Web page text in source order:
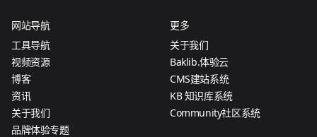
网站导航
工具导航
视频资源
博客
资讯
关于我们
品牌体验专题
更多
关于我们
Baklib.体验云
CMS建站系统
KB 知识库系统
Community社区系统